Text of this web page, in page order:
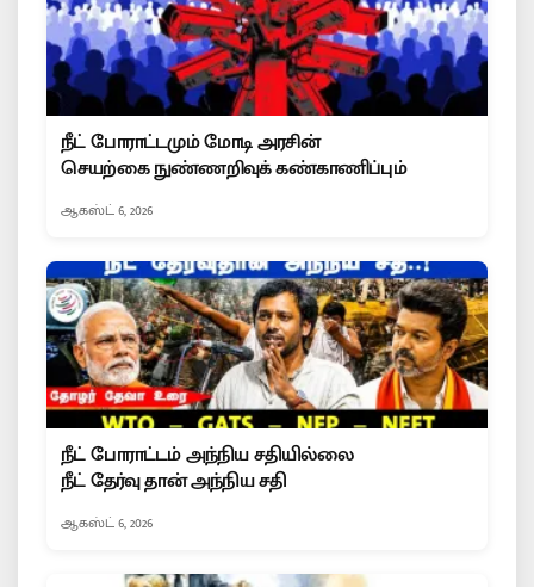
நீட் போராட்டமும் மோடி அரசின்
செயற்கை நுண்ணறிவுக் கண்காணிப்பும்
ஆகஸ்ட் 6, 2026
நீட் போராட்டம் அந்நிய சதியில்லை
நீட் தேர்வு தான் அந்நிய சதி
ஆகஸ்ட் 6, 2026